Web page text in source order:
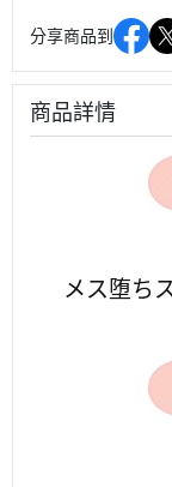
分享商品到
商品詳情
メス堕ち